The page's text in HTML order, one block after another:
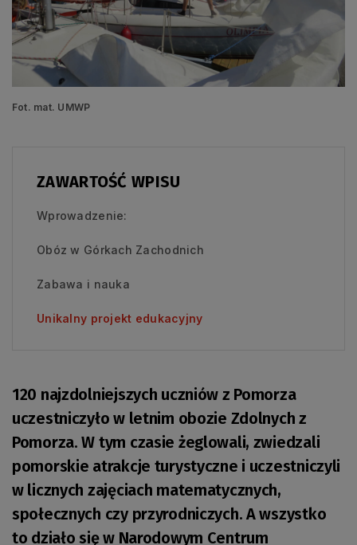
Fot. mat. UMWP
ZAWARTOŚĆ WPISU
Wprowadzenie:
Obóz w Górkach Zachodnich
Zabawa i nauka
Unikalny projekt edukacyjny
120 najzdolniejszych uczniów z Pomorza
uczestniczyło w letnim obozie Zdolnych z
Pomorza. W tym czasie żeglowali, zwiedzali
pomorskie atrakcje turystyczne i uczestniczyli
w licznych zajęciach matematycznych,
społecznych czy przyrodniczych. A wszystko
to działo się w Narodowym Centrum